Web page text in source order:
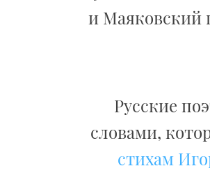
и Маяковский
Русские
словами,
стихам